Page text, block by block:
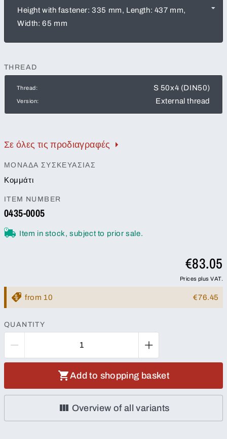
Height with fastener: 335 mm, Length: 437 mm,
Width: 65 mm
THREAD
Thread: S 50x4 (DIN50)
Version: External thread
Σε όλες τις προδιαγραφές
ΜΟΝΆΔΑ ΣΥΣΚΕΥΑΣΊΑΣ
Κομμάτι
ITEM NUMBER
0435-0005
Item in stock, subject to prior sale.
€83.05
Prices plus VAT.
from 10 €76.45
QUANTITY
Add to shopping basket
Overview of all variants